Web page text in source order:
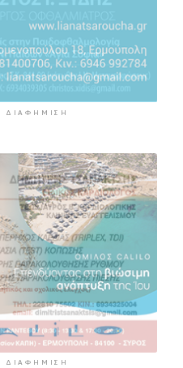
με τον Α.Ο. Σύρου η
πρίν
ΔΙΑΦΉΜΙΣΗ
ΔΙΑΦΉΜΙΣΗ